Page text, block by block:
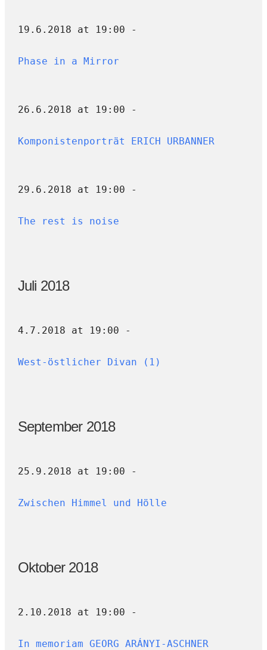
19.6.2018 at 19:00 -
Phase in a Mirror
26.6.2018 at 19:00 -
Komponistenporträt ERICH URBANNER
29.6.2018 at 19:00 -
The rest is noise
Juli 2018
4.7.2018 at 19:00 -
West-östlicher Divan (1)
September 2018
25.9.2018 at 19:00 -
Zwischen Himmel und Hölle
Oktober 2018
2.10.2018 at 19:00 -
In memoriam GEORG ARÁNYI-ASCHNER